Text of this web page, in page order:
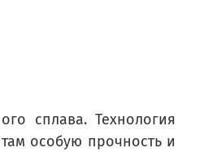
сплава. Технология
особую прочность и